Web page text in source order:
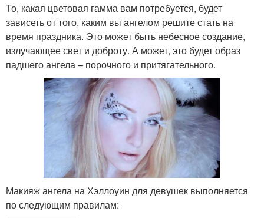
То, какая цветовая гамма вам потребуется, будет
зависеть от того, каким вы ангелом решите стать на
время праздника. Это может быть небесное создание,
излучающее свет и доброту. А может, это будет образ
падшего ангела – порочного и притягательного.
Макияж ангела на Хэллоуин для девушек выполняется
по следующим правилам: